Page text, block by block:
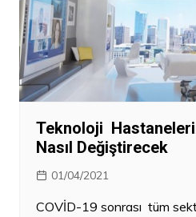
Teknoloji
Nasıl Değiştirecek
01/04/2021
COVİD-19 sonrası tüm